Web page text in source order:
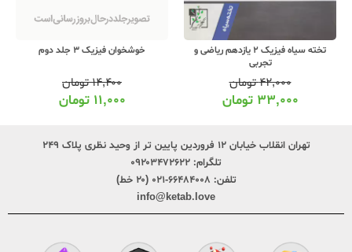
تخته سیاه فیزیک 2 یازدهم ریاضی و
تجربی
۴۲,۰۰۰تومان
۳۳,۰۰۰ تومان
خوشخوان فیزیک 3 جلد دوم
۱۴,۴۰۰تومان
۱۱,۰۰۰ تومان
تهران انقلاب خیابان ۱۲ فروردین پایین تر از وحید نظری پلاک ۲۴۹
تلگرام: ۰۹۲۰۳۴۷۲۶۲۲
تلفن: ۶۶۴۸۴۰۰۸-۰۲۱ (۲۰ خط)
info@ketab.love